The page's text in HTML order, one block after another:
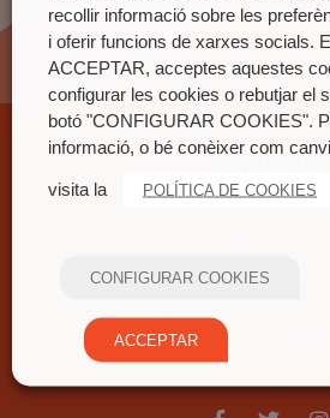
Contacte
Carrer nou del
recollir informació sobre les
i oferir funcions de xarxes socials.
ACCEPTAR, acceptes aquestes
configurar les cookies o rebutjar el
botó "CONFIGURAR COOKIES".
informació, o bé conèixer com
visita la POLÍTICA DE COOKIES
CONFIGURAR COOKIES
ACCEPTAR